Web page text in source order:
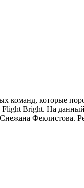
команд, которые
Bright. На данный
Феклистова.